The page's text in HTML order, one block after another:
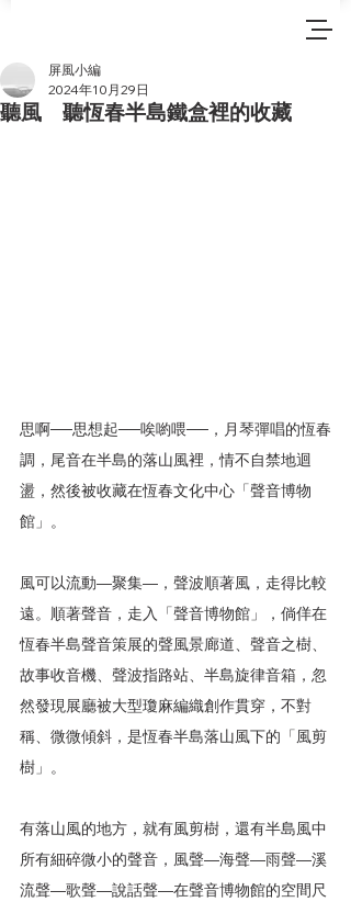
聽風 聽恆春半島鐵盒裡的收藏
屏風小編
2024年10月29日
思啊──思想起──唉喲喂──，月琴彈唱的恆春
調，尾音在半島的落山風裡，情不自禁地迴
盪，然後被收藏在恆春文化中心「聲音博物
館」。
風可以流動―聚集―，聲波順著風，走得比較
遠。順著聲音，走入「聲音博物館」，倘佯在
恆春半島聲音策展的聲風景廊道、聲音之樹、
故事收音機、聲波指路站、半島旋律音箱，忽
然發現展廳被大型瓊麻編織創作貫穿，不對
稱、微微傾斜，是恆春半島落山風下的「風剪
樹」。
有落山風的地方，就有風剪樹，還有半島風中
所有細碎微小的聲音，風聲―海聲―雨聲―溪
流聲―歌聲―說話聲―在聲音博物館的空間尺